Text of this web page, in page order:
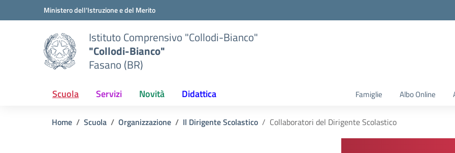
Vai ai contenuti
Vai al menu di navigazioneMinistero dell'Istruzione e del Merito
Istituto Comprensivo "Collodi-Bianco"
"Collodi-Bianco"
Fasano (BR)
Scuola Servizi Novità Didattica Famiglie Albo Online
Home Scuola Organizzazione Il Dirigente Scolastico Collaboratori del Dirigente Scolastico